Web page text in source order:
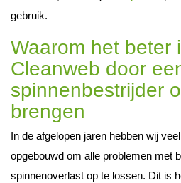
gebruik.
Waarom het beter
Cleanweb door
spinnenbestrijder
brengen
In de afgelopen jaren hebben wij
opgebouwd om alle problemen met
spinnenoverlast op te lossen. Dit is